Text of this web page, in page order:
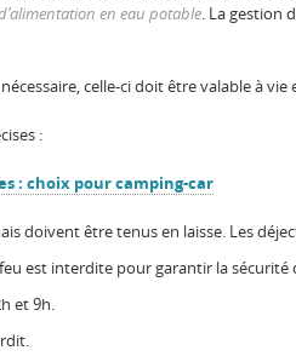
en eau potable. La gestion
celle-ci doit être valable à
:
: choix pour camping-car
doivent être tenus en laisse. Les
est interdite pour garantir la sécurité
et 9h.